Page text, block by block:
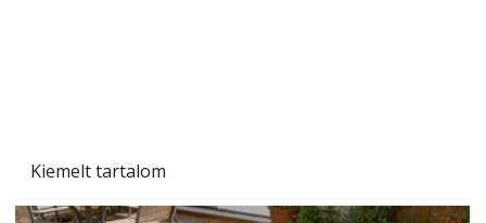
Kiemelt tartalom